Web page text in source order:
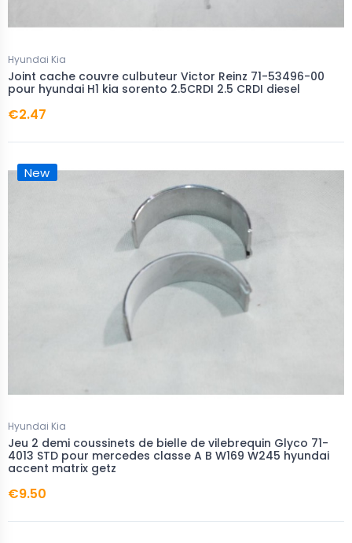
Hyundai Kia
Joint cache couvre culbuteur Victor Reinz 71-53496-00
pour hyundai H1 kia sorento 2.5CRDI 2.5 CRDI diesel
€2.47
New
Hyundai Kia
Jeu 2 demi coussinets de bielle de vilebrequin Glyco 71-
4013 STD pour mercedes classe A B W169 W245 hyundai
accent matrix getz
€9.50